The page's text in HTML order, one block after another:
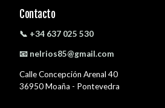
Contacto
📞 +34 637 025 530
📧 nelrios85@gmail.com
Calle Concepción Arenal 40
36950 Moaña - Pontevedra